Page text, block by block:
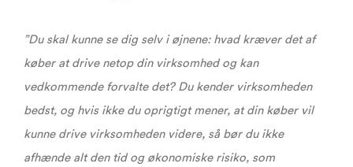
”Du skal kunne se dig selv i øjnene: hvad kræver det af
køber at drive netop din virksomhed og kan
vedkommende forvalte det? Du kender virksomheden
bedst, og hvis ikke du oprigtigt mener, at din køber vil
kunne drive virksomheden videre, så bør du ikke
afhænde alt den tid og økonomiske risiko, som